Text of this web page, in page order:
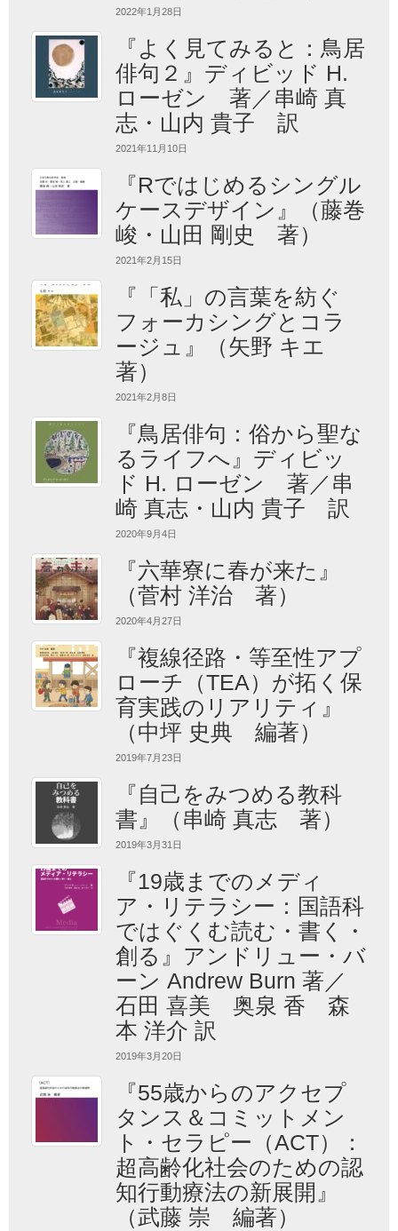
2022年1月28日
『よく見てみると：鳥居
俳句２』ディビッド H.
ローゼン 著／串崎 真
志・山内 貴子 訳
2021年11月10日
『Rではじめるシングル
ケースデザイン』（藤巻
峻・山田 剛史 著）
2021年2月15日
『「私」の言葉を紡ぐ
フォーカシングとコラ
ージュ』（矢野 キエ
著）
2021年2月8日
『鳥居俳句：俗から聖な
るライフへ』ディビッ
ド H. ローゼン 著／串
崎 真志・山内 貴子 訳
2020年9月4日
『六華寮に春が来た』
（菅村 洋治 著）
2020年4月27日
『複線径路・等至性アプ
ローチ（TEA）が拓く保
育実践のリアリティ』
（中坪 史典 編著）
2019年7月23日
『自己をみつめる教科
書』（串崎 真志 著）
2019年3月31日
『19歳までのメディ
ア・リテラシー：国語科
ではぐくむ読む・書く・
創る』アンドリュー・バ
ーン Andrew Burn 著／
石田 喜美 奥泉 香 森
本 洋介 訳
2019年3月20日
『55歳からのアクセプ
タンス＆コミットメン
ト・セラピー（ACT）：
超高齢化社会のための認
知行動療法の新展開』
（武藤 崇 編著）